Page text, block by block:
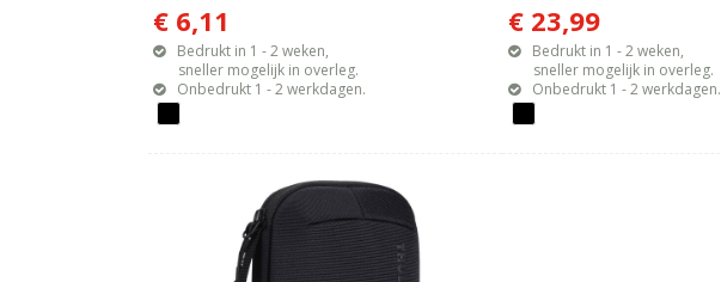
€ 6,11
Bedrukt in 1 - 2 weken,
sneller mogelijk in overleg.
Onbedrukt 1 - 2 werkdagen.
€ 23,99
Bedrukt in 1 - 2 weken,
sneller mogelijk in overleg.
Onbedrukt 1 - 2 werkdagen.